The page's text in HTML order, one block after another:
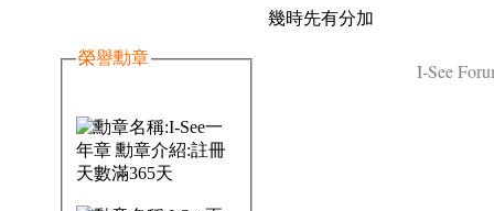
榮譽勳章
幾時先有分加
I-See